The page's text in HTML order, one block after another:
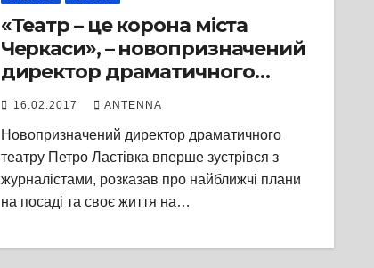
«Театр – це корона міста
Черкаси», – новопризначений
директор драматичного
театру
16.02.2017 ANTENNA
Новопризначений директор драматичного
театру Петро Ластівка вперше зустрівся з
журналістами, розказав про найближчі плани
на посаді та своє життя на…